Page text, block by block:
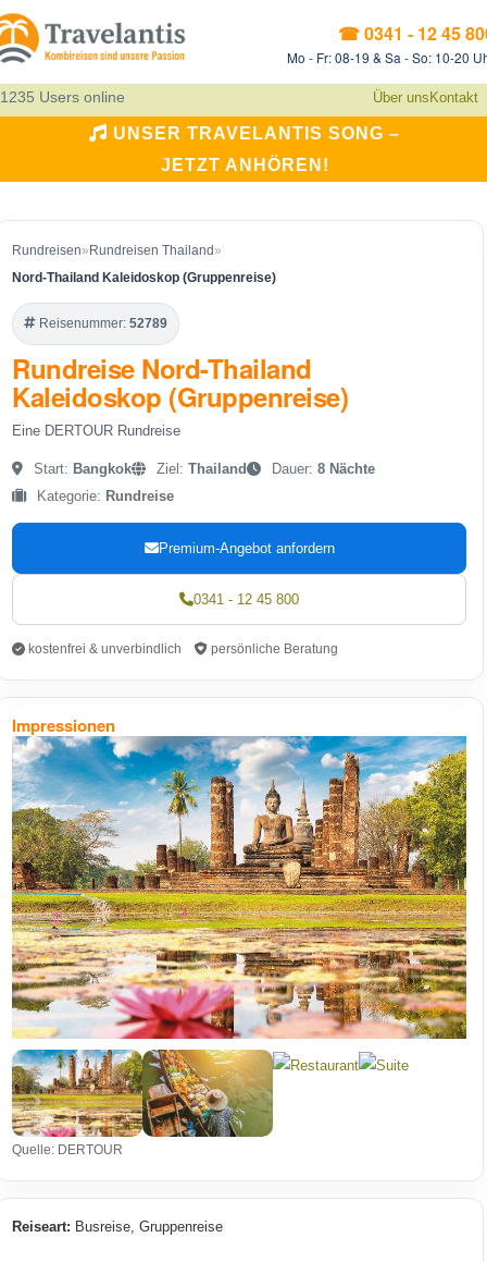
☎ 0341 - 12 45
Mo - Fr: 08-19 & Sa - So: 10-20
1235 Users online Über uns Kontakt
UNSER TRAVELANTIS SONG –
JETZT ANHÖREN!
Rundreisen» Rundreisen Thailand»
Nord-Thailand Kaleidoskop (Gruppenreise)
Reisenummer: 52789
Rundreise Nord-Thailand
Kaleidoskop (Gruppenreise)
Eine DERTOUR Rundreise
Start: Bangkok Ziel: Thailand Dauer: 8 Nächte
Kategorie: Rundreise
Premium-Angebot anfordern
0341 - 12 45 800
kostenfrei & unverbindlich persönliche Beratung
Impressionen
Quelle: DERTOUR
Reiseart: Busreise, Gruppenreise